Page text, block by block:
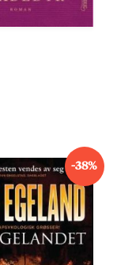
-38%